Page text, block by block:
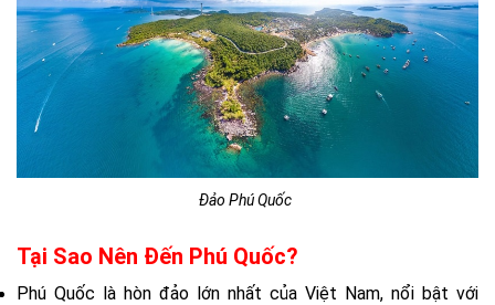
Đảo Phú Quốc
Tại Sao Nên Đến Phú Quốc?
Phú Quốc là hòn đảo lớn nhất của Việt Nam, nổi bật với